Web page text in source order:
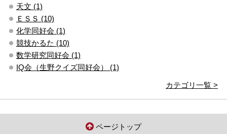
天文 (1)
ＥＳＳ (10)
化学同好会 (1)
競技かるた (10)
数学研究同好会 (1)
IQ会（生野クイズ同好会） (1)
カテゴリ一覧 >
ページトップ